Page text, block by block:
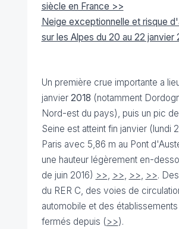
siècle en France >>
Neige exceptionnelle et risque
sur les Alpes du 20 au 22 janvier
Un première crue importante a
janvier 2018 (notamment
Nord-est du pays), puis un pic
Seine est atteint fin janvier (lundi
Paris avec 5,86 m au Pont
une hauteur légèrement en-
de juin 2016) >>, >>, >>, >>.
du RER C, des voies de
automobile et des
fermés depuis (>>).